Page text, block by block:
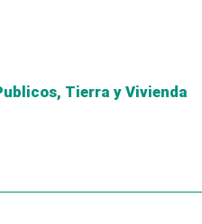
Tierra y Vivienda